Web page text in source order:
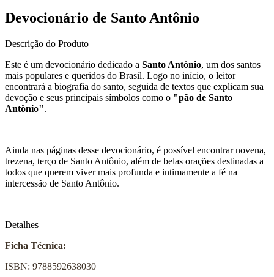
Devocionário de Santo Antônio
Descrição do Produto
Este é um devocionário dedicado a Santo Antônio, um dos santos
mais populares e queridos do Brasil. Logo no início, o leitor
encontrará a biografia do santo, seguida de textos que explicam sua
devoção e seus principais símbolos como o "pão de Santo
Antônio".
Ainda nas páginas desse devocionário, é possível encontrar novena,
trezena, terço de Santo Antônio, além de belas orações destinadas a
todos que querem viver mais profunda e intimamente a fé na
intercessão de Santo Antônio.
Detalhes
Ficha Técnica:
ISBN: 9788592638030